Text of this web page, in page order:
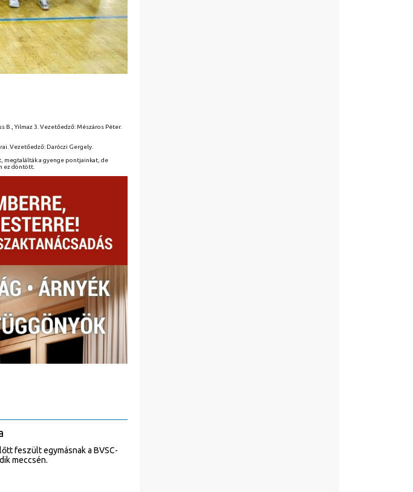
B., Yilmaz 3. Vezetőedző: Mészáros Péter.
Vezetőedző: Daróczi Gergely.
megtalálták a gyenge pontjainkat, de
ez döntött.
feszült egymásnak a BVSC-
meccsén.